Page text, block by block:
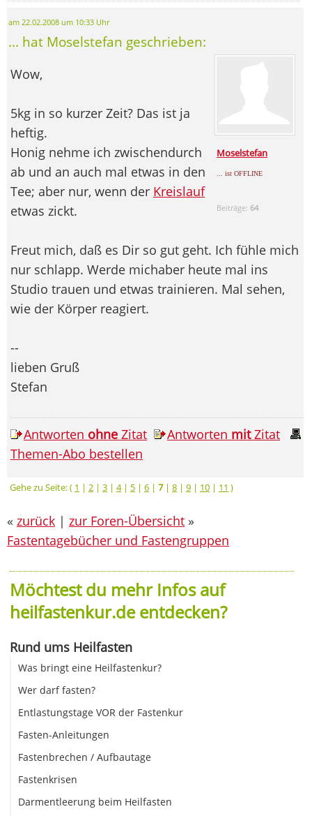
am 22.02.2008 um 10:33 Uhr
... hat Moselstefan geschrieben:
Moselstefan
... ist OFFLINE
Beiträge: 64
Wow,
5kg in so kurzer Zeit? Das ist ja
heftig.
Honig nehme ich zwischendurch
ab und an auch mal etwas in den
Tee; aber nur, wenn der Kreislauf
etwas zickt.
Freut mich, daß es Dir so gut geht. Ich fühle mich
nur schlapp. Werde michaber heute mal ins
Studio trauen und etwas trainieren. Mal sehen,
wie der Körper reagiert.
--
lieben Gruß
Stefan
Antworten ohne Zitat Antworten mitZitat
Themen-Abo bestellen
Gehe zu Seite: ( 1 | 2 | 3 | 4| 5 | 6 | 7| 8 | 9 | 10 | 11 )
« zurück | zur Foren-Übersicht »
Fastentagebücher und Fastengruppen
Möchtest du mehr Infos auf
heilfastenkur.de entdecken?
Rund ums Heilfasten
Was bringt eine Heilfastenkur?
Wer darf fasten?
Entlastungstage VOR der Fastenkur
Fasten-Anleitungen
Fastenbrechen / Aufbautage
Fastenkrisen
Darmentleerung beim Heilfasten